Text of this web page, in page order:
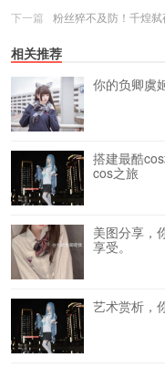
下一篇
粉丝猝不及防！千煌
相关推荐
你的负卿虞
搭建最酷
cos之旅
美图分享，
享受。
艺术赏析，